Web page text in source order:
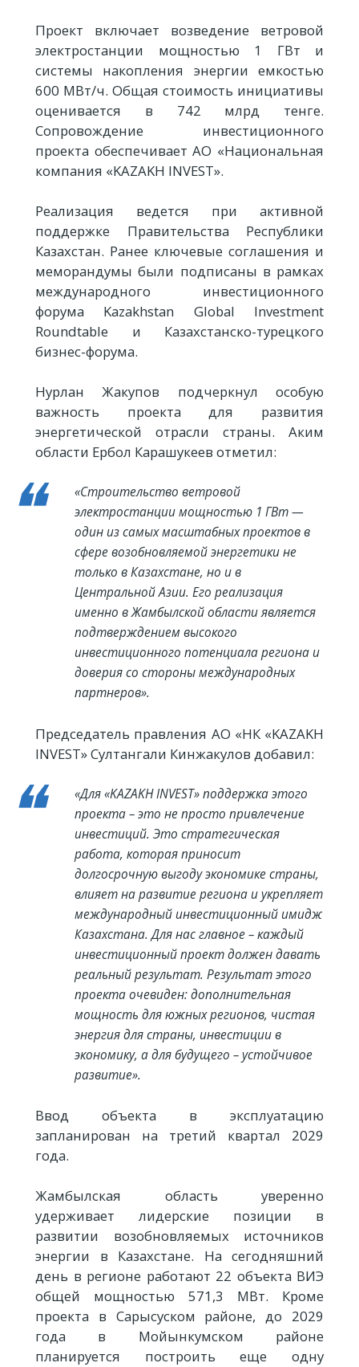
Проект включает возведение ветровой
электростанции мощностью 1 ГВт и
системы накопления энергии емкостью
600 МВт/ч. Общая стоимость инициативы
оценивается в 742 млрд тенге.
Сопровождение инвестиционного
проекта обеспечивает АО «Национальная
компания «KAZAKH INVEST».
Реализация ведется при активной
поддержке Правительства Республики
Казахстан. Ранее ключевые соглашения и
меморандумы были подписаны в рамках
международного инвестиционного
форума Kazakhstan Global Investment
Roundtable и Казахстанско-турецкого
бизнес-форума.
Нурлан Жакупов подчеркнул особую
важность проекта для развития
энергетической отрасли страны. Аким
области Ербол Карашукеев отметил:
«Строительство ветровой
электростанции мощностью 1 ГВт —
один из самых масштабных проектов в
сфере возобновляемой энергетики не
только в Казахстане, но и в
Центральной Азии. Его реализация
именно в Жамбылской области является
подтверждением высокого
инвестиционного потенциала региона и
доверия со стороны международных
партнеров».
Председатель правления АО «НК «KAZAKH
INVEST» Султангали Кинжакулов добавил:
«Для «KAZAKH INVEST» поддержка этого
проекта – это не просто привлечение
инвестиций. Это стратегическая
работа, которая приносит
долгосрочную выгоду экономике страны,
влияет на развитие региона и укрепляет
международный инвестиционный имидж
Казахстана. Для нас главное – каждый
инвестиционный проект должен давать
реальный результат. Результат этого
проекта очевиден: дополнительная
мощность для южных регионов, чистая
энергия для страны, инвестиции в
экономику, а для будущего – устойчивое
развитие».
Ввод объекта в эксплуатацию
запланирован на третий квартал 2029
года.
Жамбылская область уверенно
удерживает лидерские позиции в
развитии возобновляемых источников
энергии в Казахстане. На сегодняшний
день в регионе работают 22 объекта ВИЭ
общей мощностью 571,3 МВт. Кроме
проекта в Сарысуском районе, до 2029
года в Мойынкумском районе
планируется построить еще одну